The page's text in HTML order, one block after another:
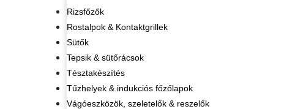
Rizsfőzők
Rostalpok & Kontaktgrillek
Sütők
Tepsik & sütőrácsok
Tésztakészítés
Tűzhelyek & indukciós főzőlapok
Vágóeszközök, szeletelők & reszelők